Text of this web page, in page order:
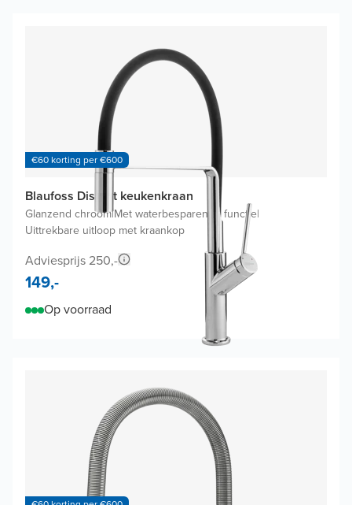
€60 korting per €600
Blaufoss District keukenkraan
Glanzend chroom|Met waterbesparende functie|
Uittrekbare uitloop met kraankop
Adviesprijs 250,-
149,-
Op voorraad